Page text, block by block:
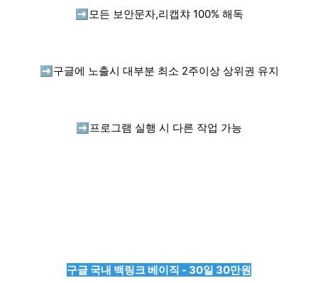
➡️ 모든 보안문자,리캡챠 100% 해독
➡️ 구글에 노출시 대부분 최소 2주이상 상위권 유지
➡️ 프로그램 실행 시 다른 작업 가능
구글 국내 백링크 베이직 - 30일 30만원